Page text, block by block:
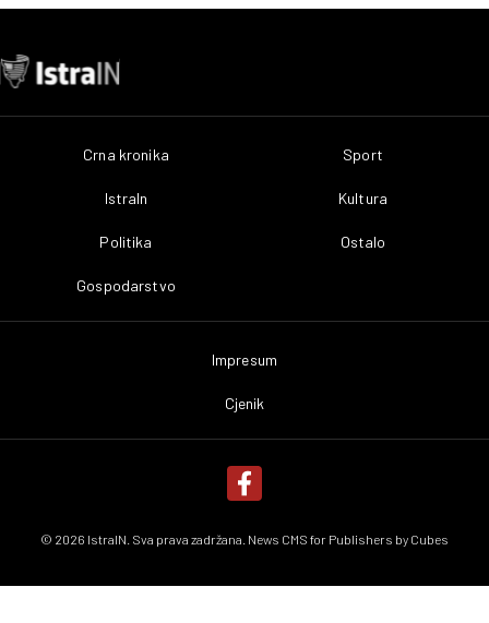
Crna kronika
IstraIn
Politika
Gospodarstvo
Sport
Kultura
Ostalo
Impresum
Cjenik
© 2026 IstraIN. Sva prava zadržana. News CMS for Publishers by Cubes